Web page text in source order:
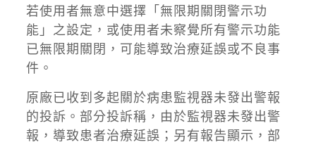
若使用者無意中選擇「無限期關閉警示功
能」之設定，或使用者未察覺所有警示功能
已無限期關閉，可能導致治療延誤或不良事
件。
原廠已收到多起關於病患監視器未發出警報
的投訴。部分投訴稱，由於監視器未發出警
報，導致患者治療延誤；另有報告顯示，部